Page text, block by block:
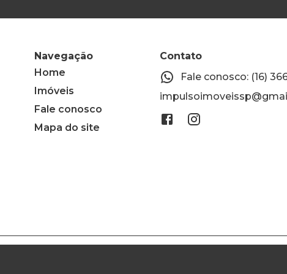
Navegação
Home
Imóveis
Fale conosco
Mapa do site
Contato
Fale conosco: (16)